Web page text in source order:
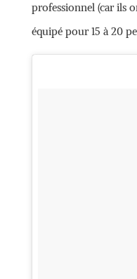
professionnel (car ils
équipé pour 15 à 20